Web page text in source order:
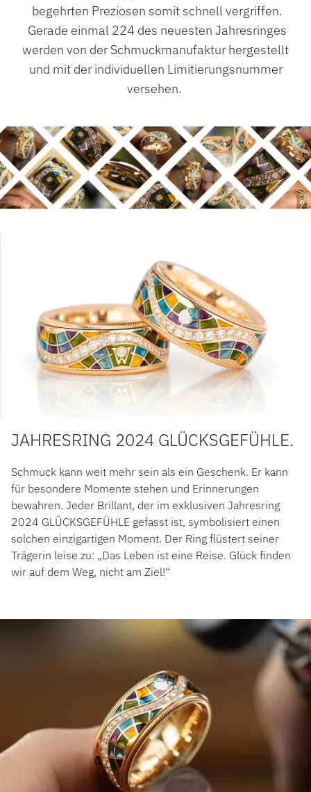
ROLEX
SCHMUCK
LUXURY DEALS
HOCHZEIT
begehrten Preziosen somit schnell vergriffen.
Gerade einmal 224 des neuesten Jahresringes
werden von der Schmuckmanufaktur hergestellt
und mit der individuellen Limitierungsnummer
versehen.
JAHRESRING 2024 GLÜCKSGEFÜHLE.
Schmuck kann weit mehr sein als ein Geschenk. Er kann
für besondere Momente stehen und Erinnerungen
bewahren. Jeder Brillant, der im exklusiven Jahresring
2024 GLÜCKSGEFÜHLE gefasst ist, symbolisiert einen
solchen einzigartigen Moment. Der Ring flüstert seiner
Trägerin leise zu: „Das Leben ist eine Reise. Glück finden
wir auf dem Weg, nicht am Ziel!“